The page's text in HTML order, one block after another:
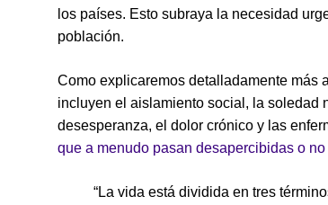
los países. Esto subraya la necesidad
población.
Como explicaremos detalladamente más
incluyen el aislamiento social, la soledad
desesperanza, el dolor crónico y las
que a menudo pasan desapercibidas o
“La vida está dividida en tres